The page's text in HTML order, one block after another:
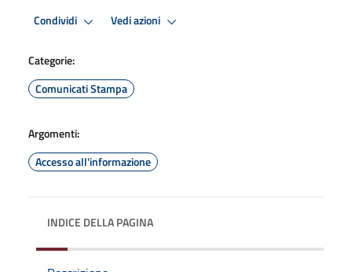
Condividi Vedi azioni
Categorie:
Comunicati Stampa
Argomenti:
Accesso all'informazione
INDICE DELLA PAGINA